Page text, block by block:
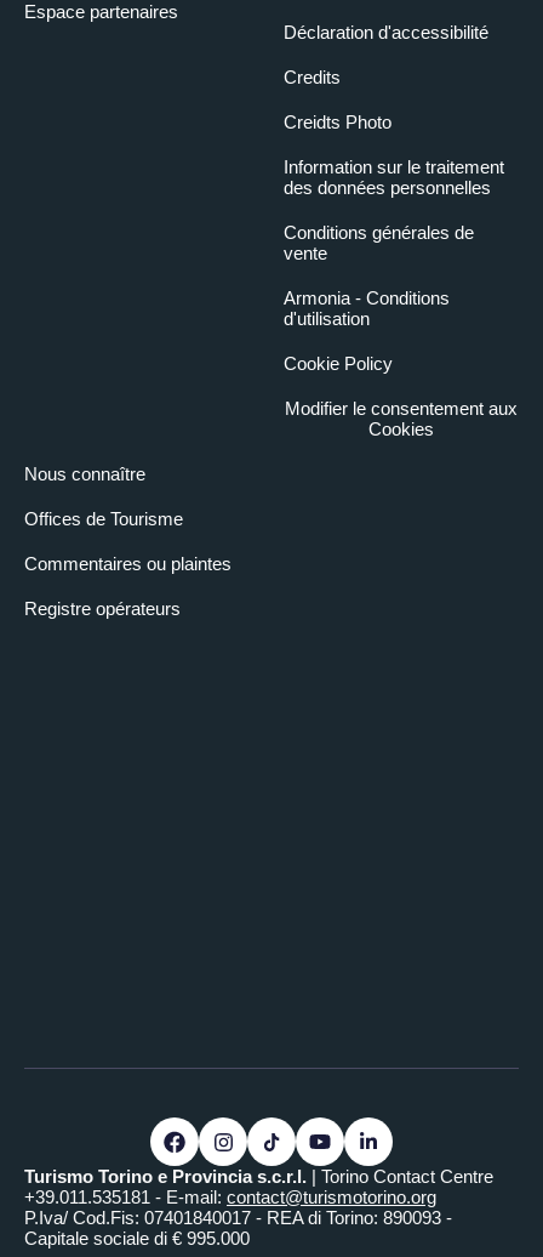
Espace partenaires
Nous connaître
Offices de Tourisme
Commentaires ou plaintes
Registre opérateurs
Déclaration d'accessibilité
Credits
Creidts Photo
Information sur le traitement
des données personnelles
Conditions générales de
vente
Armonia - Conditions
d'utilisation
Cookie Policy
Modifier le consentement aux
Cookies
Turismo Torino e Provincia s.c.r.l. | Torino Contact Centre
+39.011.535181 - E-mail: contact@turismotorino.org
P.Iva/ Cod.Fis: 07401840017 - REA di Torino: 890093 -
Capitale sociale di € 995.000